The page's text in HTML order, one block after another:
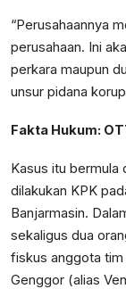
“Perusahaannya
perusahaan. Ini
perkara maupun
unsur pidana
Fakta Hukum:
Kasus itu bermula
dilakukan KPK
Banjarmasin.
sekaligus dua
fiskus anggota tim
Genggor (alias